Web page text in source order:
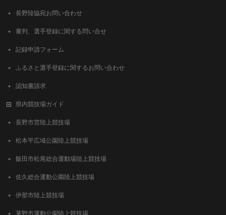
長野陸協宛お問い合わせ
審判、選手登録に関する問い合せ
記録申請フォーム
ふるさと選手登録に関するお問い合わせ
認知書請求
県内競技場ガイド
長野市営陸上競技場
松本平広域公園陸上競技場
飯田市松尾総合運動場陸上競技場
佐久総合運動公園陸上競技場
伊那市陸上競技場
茅野市運動公園陸上競技場